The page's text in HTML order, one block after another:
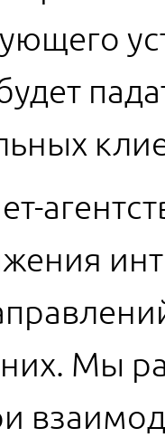
Мы